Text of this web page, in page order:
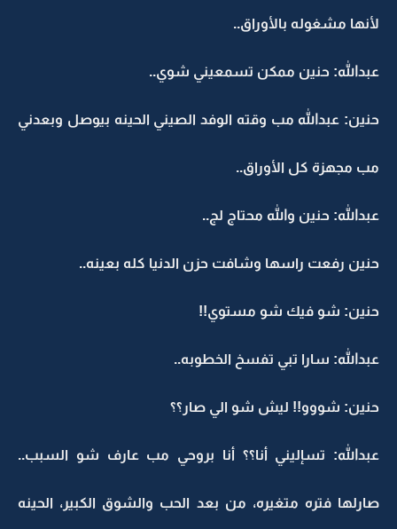
لأنها مشغوله بالأوراق..
عبدالله: حنين ممكن تسمعيني شوي..
حنين: عبدالله مب وقته الوفد الصيني الحينه بيوصل وبعدني
مب مجهزة كل الأوراق..
عبدالله: حنين والله محتاج لج..
حنين رفعت راسها وشافت حزن الدنيا كله بعينه..
حنين: شو فيك شو مستوي!!
عبدالله: سارا تبي تفسخ الخطوبه..
حنين: شووو!! ليش شو الي صار؟؟
عبدالله: تسإليني أنا؟؟ أنا بروحي مب عارف شو السبب..
صارلها فتره متغيره، من بعد الحب والشوق الكبير، الحينه